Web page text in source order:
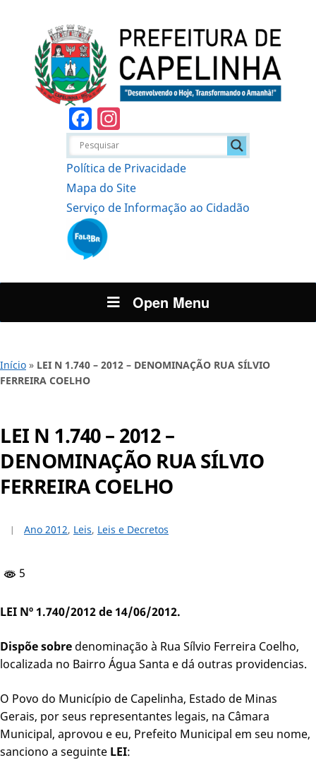
Facebook
Política de Privacidade
Mapa do Site
Serviço de Informação ao Cidadão
Open Menu
Início » LEI N 1.740 – 2012 – DENOMINAÇÃO RUA SÍLVIO
FERREIRA COELHO
LEI N 1.740 – 2012 –
DENOMINAÇÃO RUA SÍLVIO
FERREIRA COELHO
Ano 2012, Leis, Leis e Decretos
5
LEI Nº 1.740/2012 de 14/06/2012.
Dispõe sobre denominação à Rua Sílvio Ferreira Coelho,
localizada no Bairro Água Santa e dá outras providencias.
O Povo do Município de Capelinha, Estado de Minas
Gerais, por seus representantes legais, na Câmara
Municipal, aprovou e eu, Prefeito Municipal em seu nome,
sanciono a seguinte LEI: